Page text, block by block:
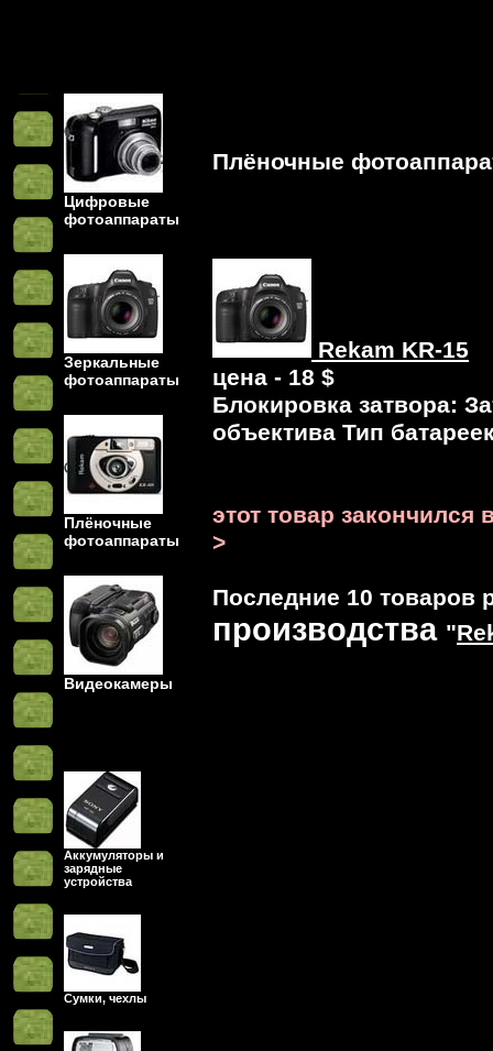
Цифровые
фотоаппараты
Зеркальные
фотоаппараты
Плёночные
фотоаппараты
Видеокамеры
Аккумуляторы и
зарядные
устройства
Сумки, чехлы
Плёночные
Rekam KR-15
цена - 18 $
Блокировка затвора:
объектива Тип
этот товар
>
Последние 10 товаров
производства "